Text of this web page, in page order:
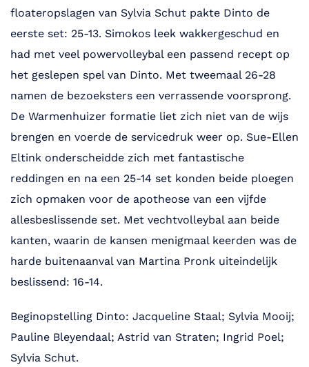
floateropslagen van Sylvia Schut pakte Dinto de
eerste set: 25-13. Simokos leek wakkergeschud en
had met veel powervolleybal een passend recept op
het geslepen spel van Dinto. Met tweemaal 26-28
namen de bezoeksters een verrassende voorsprong.
De Warmenhuizer formatie liet zich niet van de wijs
brengen en voerde de servicedruk weer op. Sue-Ellen
Eltink onderscheidde zich met fantastische
reddingen en na een 25-14 set konden beide ploegen
zich opmaken voor de apotheose van een vijfde
allesbeslissende set. Met vechtvolleybal aan beide
kanten, waarin de kansen menigmaal keerden was de
harde buitenaanval van Martina Pronk uiteindelijk
beslissend: 16-14.
Beginopstelling Dinto: Jacqueline Staal; Sylvia Mooij;
Pauline Bleyendaal; Astrid van Straten; Ingrid Poel;
Sylvia Schut.